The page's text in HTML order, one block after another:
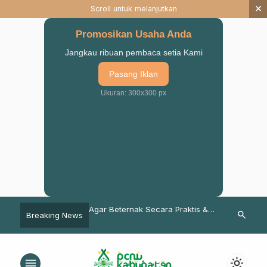
Scroll untuk melanjutkan ×
Promosikan Usaha Anda
Jangkau ribuan pembaca setia Kami
Pasang Iklan
Ukuran: 300x300 px
Breaking News
Kab. Pasuruan
Prokes di Beberapa
Agar Beternak Secara Praktis &
Pasuruan Lakukan Pembinaan
Ingin Siswa
search
menu light_mode